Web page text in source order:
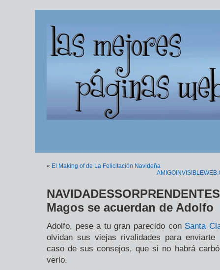
« El Making of de La Felicitación Navideña
Magos se acuerdan de Adolfo
Adolfo, pese a tu gran parecido con Santa
olvidan sus viejas rivalidades para
caso de sus consejos, que si no habrá
verlo.